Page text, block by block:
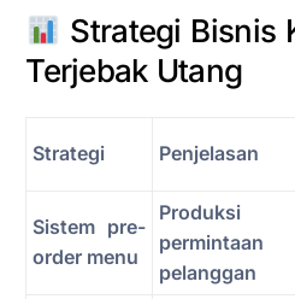
Strategi Bisnis
Terjebak Utang
Strategi Penjelasan
Sistem pre-
order menu
Produksi
permintaan
pelanggan